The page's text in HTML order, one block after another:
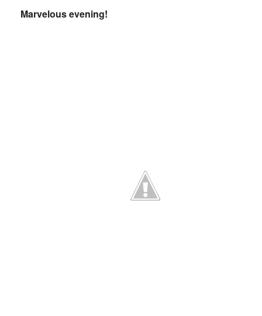
Marvelous evening!